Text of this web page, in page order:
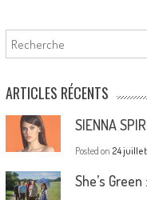
Rechercher
ARTICLES RÉCENTS
SIENNA
Posted on 24
She’s